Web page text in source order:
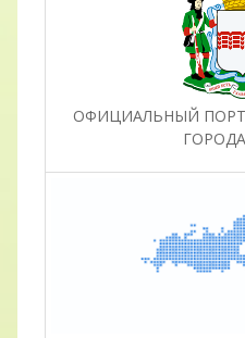
ОФИЦИАЛЬНЫЙ